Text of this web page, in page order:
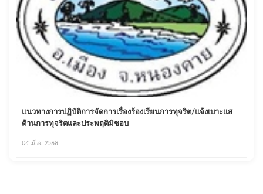
แนวทางการปฏิบัติการจัดการเรื่องร้องเรียนการทุจริต/แจ้งเบาะแส
ด้านการทุจริตและประพฤติมิชอบ
04 มี.ค. 2568